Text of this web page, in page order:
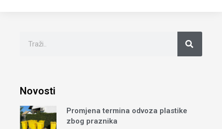
Novosti
Promjena termina odvoza plastike
zbog praznika